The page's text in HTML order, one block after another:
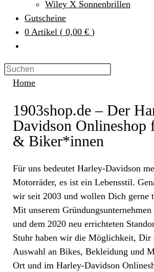
Wiley X Sonnenbrillen
Gutscheine
0 Artikel ( 0,00 € )
Home
1903shop.de – Der
Davidson Onlineshop
& Biker*innen
Für uns bedeutet Harley-Davidson
Motorräder, es ist ein Lebensstil.
wir seit 2003 und wollen Dich gerne
Mit unserem
und dem 2020 neu errichteten
Stuhr haben wir die Möglichkeit, Dir
Auswahl an Bikes, Bekleidung und
Ort und im Harley-Davidson